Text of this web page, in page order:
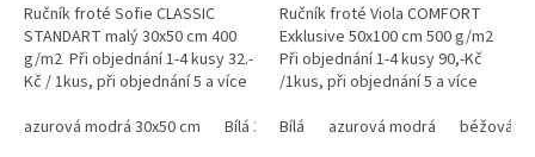
5
hvězdiček.
Ručník froté Sofie CLASSIC
STANDART malý 30x50 cm 400
g/m2 Při objednání 1-4 kusy 32.-
Kč / 1kus, při objednání 5 a více
béžová a žlutá...
azurová modrá 30x50 cm Bílá 30x50 cm žlutá 30x50 cm zelená
5
hvězdiček.
Ručník froté Viola COMFORT
Exklusive 50x100 cm 500 g/m2
Při objednání 1-4 kusy 90,-Kč
/1kus, při objednání 5 a více
béžová a...
Bílá azurová modrá béžová